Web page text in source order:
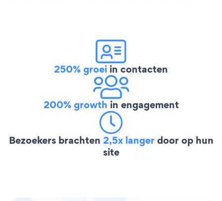
250% groei in contacten
200% growth in engagement
Bezoekers brachten 2,5x langerdoor op hun
site